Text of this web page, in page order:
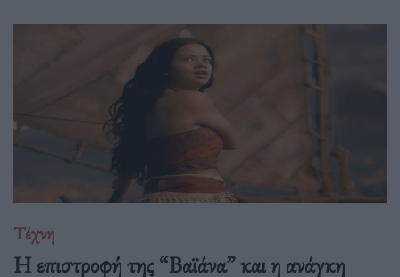
Τέχνη
Η επιστροφή της “Βαϊάνα” και η ανάγκη